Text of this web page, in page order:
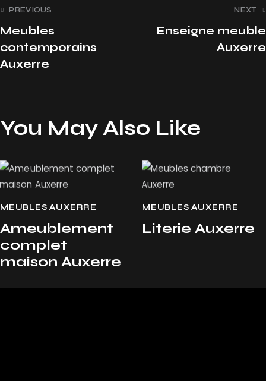
PREVIOUS
Meubles
contemporains
Auxerre
NEXT
Enseigne meuble
Auxerre
You May Also Like
MEUBLES AUXERRE
Ameublement
complet
maison Auxerre
MEUBLES AUXERRE
Literie Auxerre